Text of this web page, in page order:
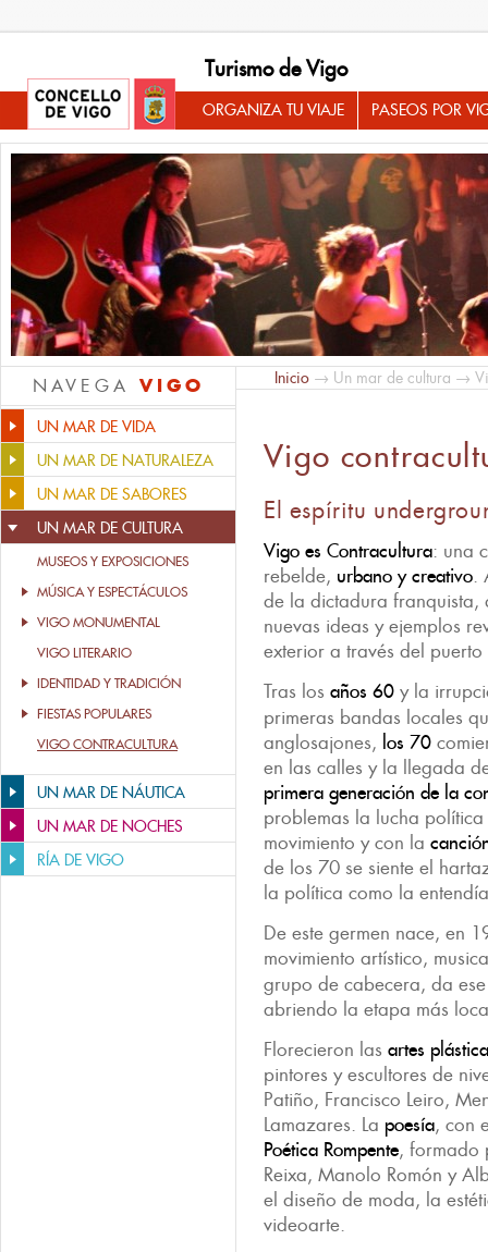
Turismo de Vigo
ORGANIZA TU VIAJE PASEOS POR
NAVEGA VIGO
UN MAR DE VIDA
UN MAR DE NATURALEZA
UN MAR DE SABORES
UN MAR DE CULTURA
MUSEOS Y EXPOSICIONES
MÚSICA Y ESPECTÁCULOS
VIGO MONUMENTAL
VIGO LITERARIO
IDENTIDAD Y TRADICIÓN
FIESTAS POPULARES
VIGO CONTRACULTURA
UN MAR DE NÁUTICA
UN MAR DE NOCHES
RÍA DE VIGO
Inicio → Un mar de cultura →
Vigo
El espíritu
Vigo es Contracultura: una
rebelde, urbano y creativo.
de la dictadura franquista,
nuevas ideas y ejemplos
exterior a través del
Tras los años 60 y la
primeras bandas locales
anglosajones, los 70
en las calles y la llegada
primera generación de la
problemas la lucha
movimiento y con la
de los 70 se siente el
la política como la
De este germen nace, en
movimiento artístico,
grupo de cabecera, da
abriendo la etapa más
Florecieron las artes
pintores y escultores de
Patiño, Francisco Leiro,
Lamazares. La poesía, con
Poética Rompente, formado
Reixa, Manolo Romón y
el diseño de moda, la
videoarte.